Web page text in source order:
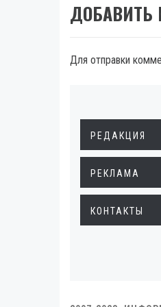
ДОБАВИТЬ
Для отправки
РЕДАКЦИЯ
РЕКЛАМА
КОНТАКТЫ